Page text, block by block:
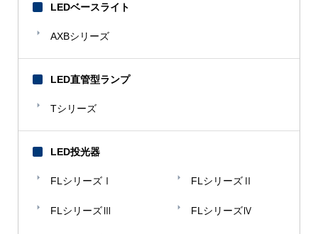
LEDベースライト
AXBシリーズ
LED直管型ランプ
Tシリーズ
LED投光器
FLシリーズⅠ FLシリーズⅡ
FLシリーズⅢ FLシリーズⅣ